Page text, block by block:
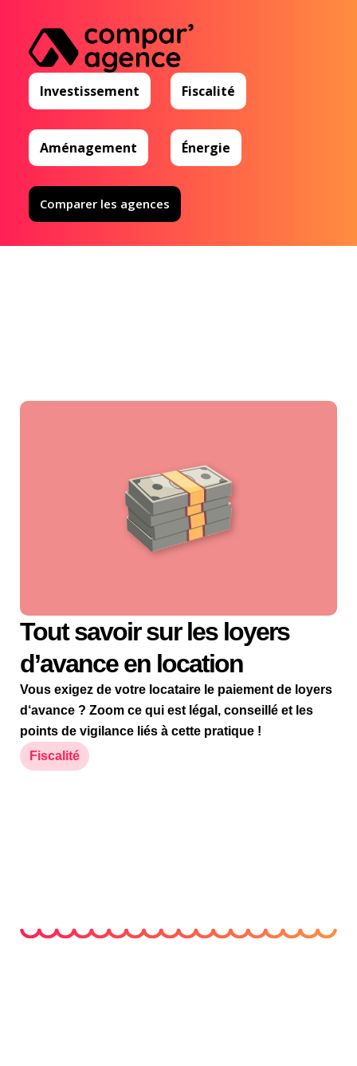
Investissement Fiscalité
Aménagement Énergie
Comparer les agences
Tout savoir sur les loyers
d’avance en location
Vous exigez de votre locataire le paiement de loyers
d‘avance ? Zoom ce qui est légal, conseillé et les
points de vigilance liés à cette pratique !
Fiscalité